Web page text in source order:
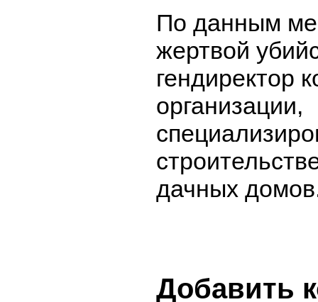
По данным
жертвой
гендиректор
организации,
дачных
Добавить